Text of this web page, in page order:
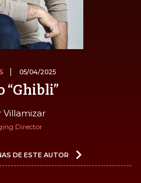
05/04/2025
“Ghibli”
Villamizar
Director
DE ESTE AUTOR